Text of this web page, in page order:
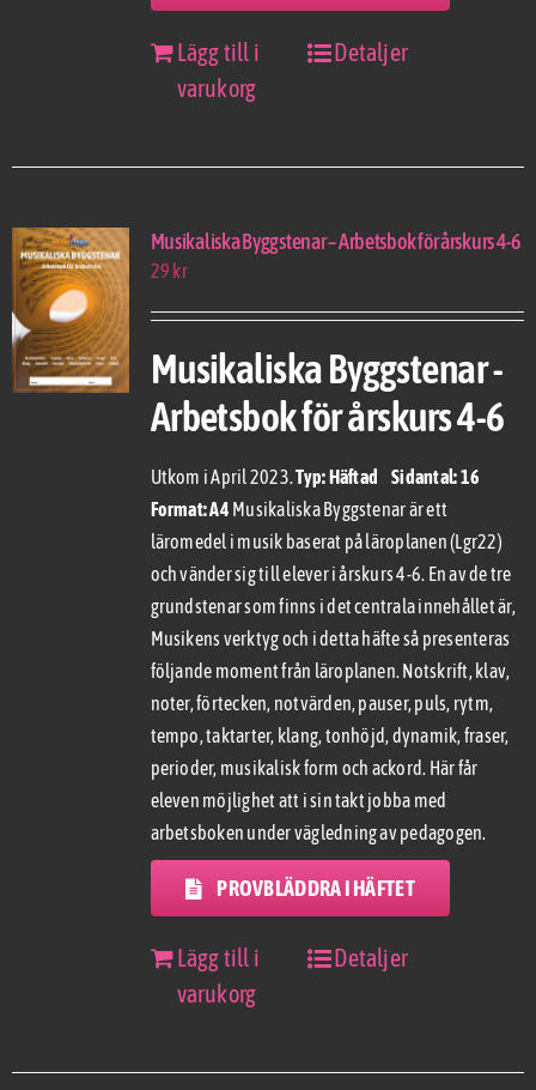
Lägg till i
varukorg
Detaljer
Musikaliska Byggstenar – Arbetsbok för årskurs 4-6
29 kr
Musikaliska Byggstenar -
Arbetsbok för årskurs 4-6
Utkom i April 2023.Typ: Häftad Sidantal: 16
Format: A4 Musikaliska Byggstenar är ett
läromedel i musik baserat på läroplanen (Lgr22)
och vänder sig till elever i årskurs 4-6. En av de tre
grundstenar som finns i det centrala innehållet är,
Musikens verktyg och i detta häfte så presenteras
följande moment från läroplanen. Notskrift, klav,
noter, förtecken, notvärden, pauser, puls, rytm,
tempo, taktarter, klang, tonhöjd, dynamik, fraser,
perioder, musikalisk form och ackord. Här får
eleven möjlighet att i sin takt jobba med
arbetsboken under vägledning av pedagogen.
PROVBLÄDDRA I HÄFTET
Lägg till i
varukorg
Detaljer